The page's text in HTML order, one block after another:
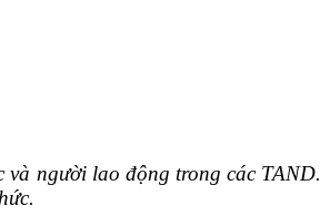
và người lao động trong các TAND.